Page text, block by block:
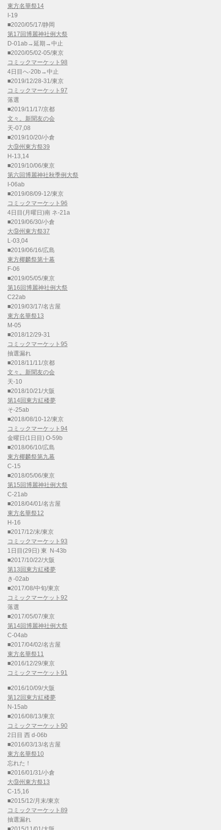
東方名華祭14
I-19
■2020/05/17/静岡
第17回博麗神社例大祭
D-01ab→延期→中止
■2020/05/02-05/東京
コミックマーケット98
4日目へ-20b→中止
■2019/12/28-31/東京
コミックマーケット97
落選
■2019/11/17/京都
文々。新聞友の会
天-07,08
■2019/10/20/小倉
大⑨州東方祭39
H-13,14
■2019/10/06/東京
第六回博麗神社秋季例大祭
I-06ab
■2019/08/09-12/東京
コミックマーケット96
4日目(月曜日)南 ネ-21a
■2019/06/30/小倉
大⑨州東方祭37
L-03,04
■2019/06/16/広島
東方椰麟祭第十幕
F-06
■2019/05/05/東京
第16回博麗神社例大祭
C22ab
■2019/03/17/名古屋
東方名華祭13
M-05
■2018/12/29-31
コミックマーケット95
抽選漏れ
■2018/11/11/京都
文々。新聞友の会
天-10
■2018/10/21/大阪
第14回東方紅楼夢
そ-25ab
■2018/08/10-12/東京
コミックマーケット94
金曜日(1日目) O-59b
■2018/06/10/広島
東方椰麟祭第九幕
C-15
■2018/05/06/東京
第15回博麗神社例大祭
C-21ab
■2018/04/01/名古屋
東方名華祭12
H-16
■2017/12/末/東京
コミックマーケット93
1日目(29日) 東 N-43b
■2017/10/22/大阪
第13回東方紅楼夢
き-02ab
■2017/08/中旬/東京
コミックマーケット92
落選
■2017/05/07/東京
第14回博麗神社例大祭
C-04ab
■2017/04/02/名古屋
東方名華祭11
■2016/12/29/東京
コミックマーケット91
■2016/10/09/大阪
第12回東方紅楼夢
N-15ab
■2016/08/13/東京
コミックマーケット90
2日目 西 d-06b
■2016/03/13/名古屋
東方名華祭10
忘れた！
■2016/01/31/小倉
大⑨州東方祭13
C-15,16
■2015/12/月末/東京
コミックマーケット89
抽選漏れ